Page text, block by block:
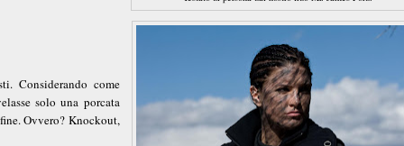
Considerando come
solo una porcata
Ovvero? Knockout,